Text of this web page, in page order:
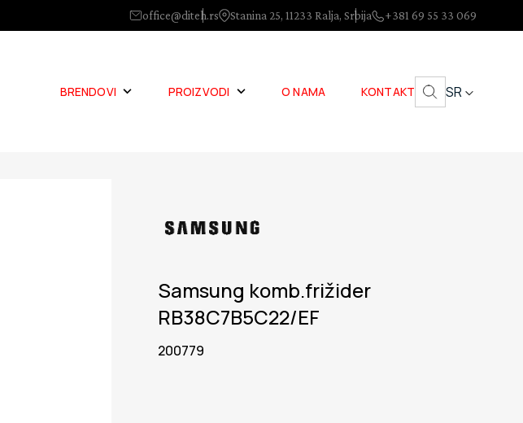
office@diteh.rs Stanina 25, 11233 Ralja, Srbija +381 69 55 33 069
BRENDOVI PROIZVODI O NAMA KONTAKT SR
Samsung komb.frižider
RB38C7B5C22/EF
200779